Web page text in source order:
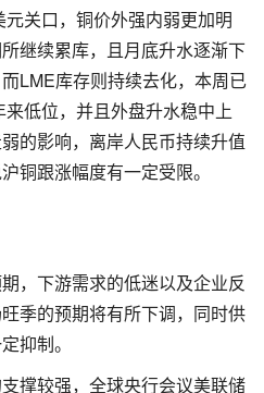
关口，铜价外强内弱更加明
继续累库，且月底升水逐渐下
LME库存则持续去化，本周已
低位，并且外盘升水稳中上
的影响，离岸人民币持续升值
铜跟涨幅度有一定受限。
，下游需求的低迷以及企业反
季的预期将有所下调，同时供
抑制。
撑较强，全球央行会议美联储